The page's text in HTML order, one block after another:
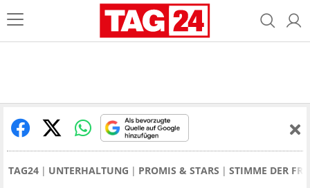
TAG24 UNTERHALTUNG PROMIS & STARS STIMME DER